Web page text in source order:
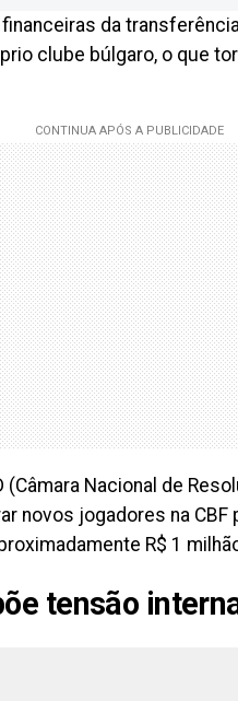
da
clube búlgaro, o que
(Câmara Nacional de
novos jogadores na
R$ 1
tensão